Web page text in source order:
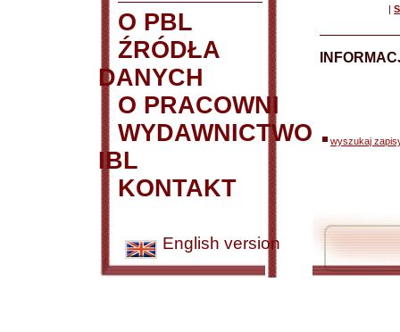
O PBL
ŹRÓDŁA
DANYCH
O PRACOWNI
WYDAWNICTWO
IBL
KONTAKT
English version
|
wyszukaj